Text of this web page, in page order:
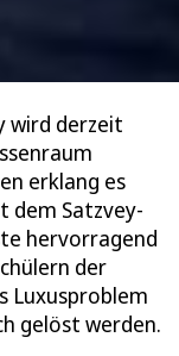
wird derzeit
erklang es
dem Satzvey-
hervorragend
der
Luxusproblem
gelöst werden.